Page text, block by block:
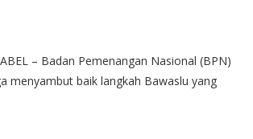
– Badan Pemenangan Nasional (BPN)
menyambut baik langkah Bawaslu yang